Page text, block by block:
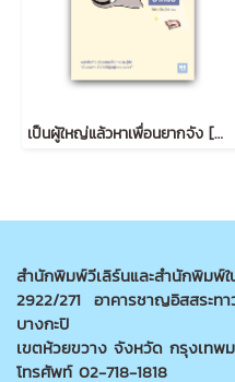
เป็นผู้ใหญ่แล้วหาเพื่อนยากจัง [大人の友だちづくりはむずかしい]
สำนักพิมพ์วีเลิร์นและสำนักพิมพ์ใ
2922/271 อาคารชาญอิสสระท
บางกะปิ
เขตห้วยขวาง จังหวัด กรุงเทพ
โทรศัพท์ 02-718-1818